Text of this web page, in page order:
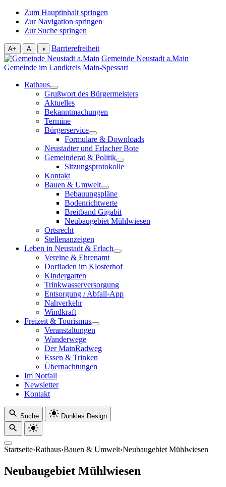
Zum Hauptinhalt springen
Zur Navigation springen
Zur Suche springen
A+ A ◑
Barrierefreiheit
Gemeinde Neustadt a.Main
Gemeinde im Landkreis Main-Spessart
Rathaus
Grußwort des Bürgermeisters
Aktuelles
Bekanntmachungen
Termine
Bürgerservice
Formulare & Downloads
Neustadter und Erlacher Bote
Gemeinderat & Politik
Sitzungsprotokolle
Kontakt
Bauen & Umwelt
Bebauungspläne
Bodenrichtwerte
Breitband Gigabit
Neubaugebiet Mühlwiesen
Ortsrecht
Stellenanzeigen
Leben in Neustadt & Erlach
Vereine & Ehrenamt
Dorfladen im Klosterhof
Kindergarten
Trinkwasserversorgung
Entsorgung / Abfall-App
Nahverkehr
Windkraft
Freizeit & Tourismus
Veranstaltungen
Wanderwege
Der MainRadweg
Essen & Trinken
Übernachtungen
Im Notfall
Newsletter
Kontakt
Suche Dunkles Design
Startseite›Rathaus›Bauen & Umwelt›Neubaugebiet Mühlwiesen
Neubaugebiet Mühlwiesen